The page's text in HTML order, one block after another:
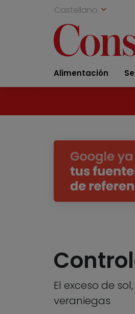
Castellano
Alimentación
El exceso de
veraniegas